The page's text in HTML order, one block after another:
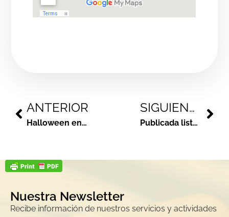
ANTERIOR
Halloween en los comercios de Alcorcón
SIGUIENTE
Publicada lista provisional de personas admitidas y excluidas para Bolsa de docentes-Tutores
Nuestra Newsletter
Recibe información de nuestros servicios y actividades